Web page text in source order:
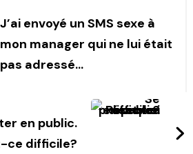
J’ai envoyé un SMS sexe à
mon manager qui ne lui était
pas adressé…
en public.
ce difficile?